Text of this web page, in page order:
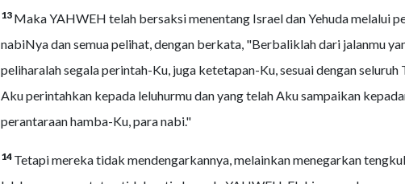
13 Maka YAHWEH telah bersaksi menentang Israel dan Yehuda melalui
nabiNya dan semua pelihat, dengan berkata, "Berbaliklah dari jalanmu
peliharalah segala perintah-Ku, juga ketetapan-Ku, sesuai dengan seluruh
Aku perintahkan kepada leluhurmu dan yang telah Aku sampaikan
perantaraan hamba-Ku, para nabi."
14 Tetapi mereka tidak mendengarkannya, melainkan menegarkan